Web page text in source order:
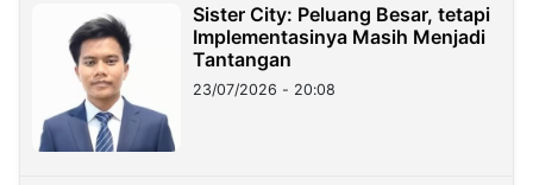
Sister City: Peluang Besar, tetapi
Implementasinya Masih Menjadi
Tantangan
23/07/2026 - 20:08